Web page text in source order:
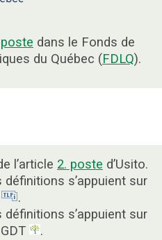
poste dans le Fonds de
du Québec (FDLQ).
l’article 2. poste d’Usito.
s’appuient sur
.
s’appuient sur
.